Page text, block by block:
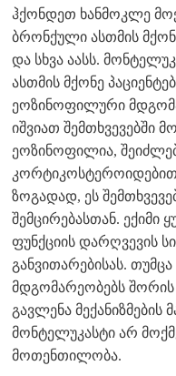
ჰქონდეთ ხანმოკლე
ბრონქული ასთმის
და სხვა აასს.
ასთმის მქონე
ეოზინოფილური
იშვიათ შემთხვევებში
ეოზინოფილია,
კორტიკოსტეროიდებით
ზოგადად, ეს
შემცირებასთან. ექიმი
ფუნქციის დარღვევის
განვითარებისას.
მდგომარეობებს
გავლენა მექანიზმების
მონტელუკასტი არ
მოთენთილობა.